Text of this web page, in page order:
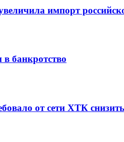
импорт
банкротство
от сети ХТК